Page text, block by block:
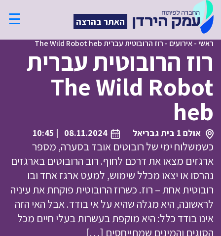
האתר בהרצה ☰
ראשי-אירועים - רוז הרובוטית עברית The Wild Robot heb
רוז הרובוטית עברית
The Wild Robot
heb
אולם 1 בית גבריאל 08.11.2024
| 10:45
כשמשלוח ימי של רובוטים אובד בסערה, מספר
ארגזים מצאו את דרכם לחוף. רוב הרובוטים בארגזים
נהרסו או יצאו מכלל שימוש, למעט ארגז אחד ובו
רובוטית אחת – רוז. כשרוז הרובוטית פוקחת את עיניה
לראשונה, היא מגלה שהיא על אי בודד. אבל האי הזה
אינו בודד כלל: היא מוקפת בעשרות בעלי חיים מכל
הסוגים והמינים שמתייחסים […]